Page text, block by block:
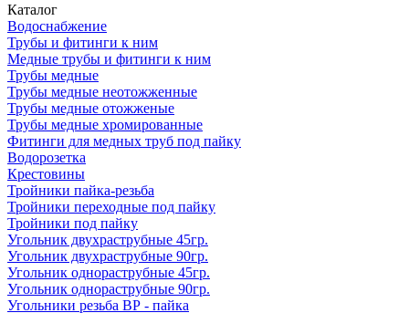
Каталог
Водоснабжение
Трубы и фитинги к ним
Медные трубы и фитинги к ним
Трубы медные
Трубы медные неотожженные
Трубы медные отожженые
Трубы медные хромированные
Фитинги для медных труб под пайку
Водорозетка
Крестовины
Тройники пайка-резьба
Тройники переходные под пайку
Тройники под пайку
Угольник двухраструбные 45гр.
Угольник двухраструбные 90гр.
Угольник однораструбные 45гр.
Угольник однораструбные 90гр.
Угольники резьба ВР - пайка